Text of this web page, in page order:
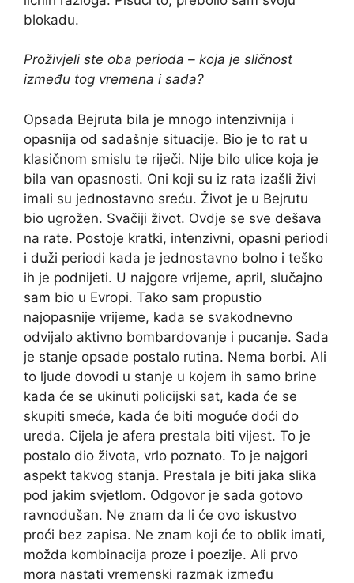
blokadu.
Proživjeli ste oba perioda – koja je sličnost
između tog vremena i sada?
Opsada Bejruta bila je mnogo intenzivnija i
opasnija od sadašnje situacije. Bio je to rat u
klasičnom smislu te riječi. Nije bilo ulice koja je
bila van opasnosti. Oni koji su iz rata izašli živi
imali su jednostavno sreću. Život je u Bejrutu
bio ugrožen. Svačiji život. Ovdje se sve dešava
na rate. Postoje kratki, intenzivni, opasni periodi
i duži periodi kada je jednostavno bolno i teško
ih je podnijeti. U najgore vrijeme, april, slučajno
sam bio u Evropi. Tako sam propustio
najopasnije vrijeme, kada se svakodnevno
odvijalo aktivno bombardovanje i pucanje. Sada
je stanje opsade postalo rutina. Nema borbi. Ali
to ljude dovodi u stanje u kojem ih samo brine
kada će se ukinuti policijski sat, kada će se
skupiti smeće, kada će biti moguće doći do
ureda. Cijela je afera prestala biti vijest. To je
postalo dio života, vrlo poznato. To je najgori
aspekt takvog stanja. Prestala je biti jaka slika
pod jakim svjetlom. Odgovor je sada gotovo
ravnodušan. Ne znam da li će ovo iskustvo
proći bez zapisa. Ne znam koji će to oblik imati,
možda kombinacija proze i poezije. Ali prvo
mora nastati vremenski razmak između